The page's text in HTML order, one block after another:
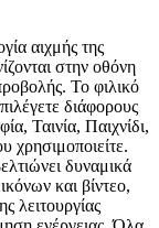
αιχμής της
στην οθόνη
Το φιλικό
διάφορους
Ταινία, Παιχνίδι,
χρησιμοποιείτε.
δυναμικά
και βίντεο,
λειτουργίας